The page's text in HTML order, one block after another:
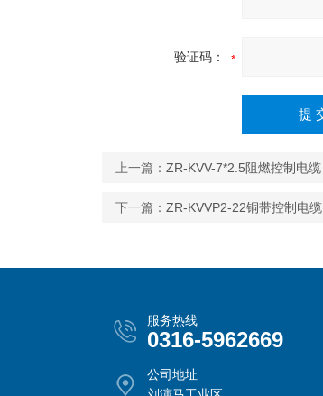
验证码：
上一篇： ZR-KVV-7*2.5阻燃控制电缆
下一篇： ZR-KVVP2-22铜带控制电缆
服务热线
0316-5962669
公司地址